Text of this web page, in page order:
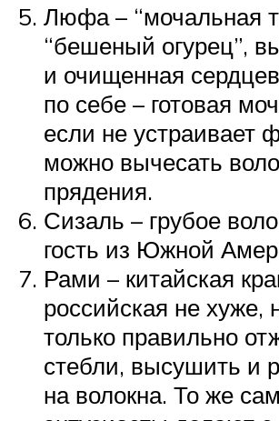
Люфа – “мочальная
“бешеный огурец”,
и очищенная
по себе – готовая
если не устраивает
можно вычесать
прядения.
Сизаль – грубое
гость из Южной
Рами – китайская
российская не хуже,
только правильно
стебли, высушить и
на волокна. То же